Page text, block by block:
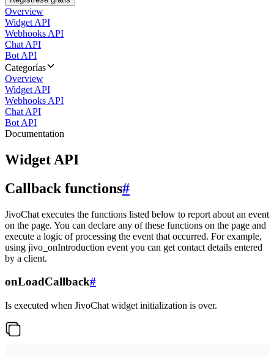
Overview
Widget API
Webhooks API
Chat API
Bot API
Categorías
Overview
Widget API
Webhooks API
Chat API
Bot API
Documentation
Widget API
Callback functions#
JivoChat executes the functions listed below to report about an event
on the page. You can declare any of these functions on the page and
execute a logic of processing the event that occurred. For example,
using jivo_onIntroduction event you can get contact details entered
by a client.
onLoadCallback#
Is executed when JivoChat widget initialization is over.